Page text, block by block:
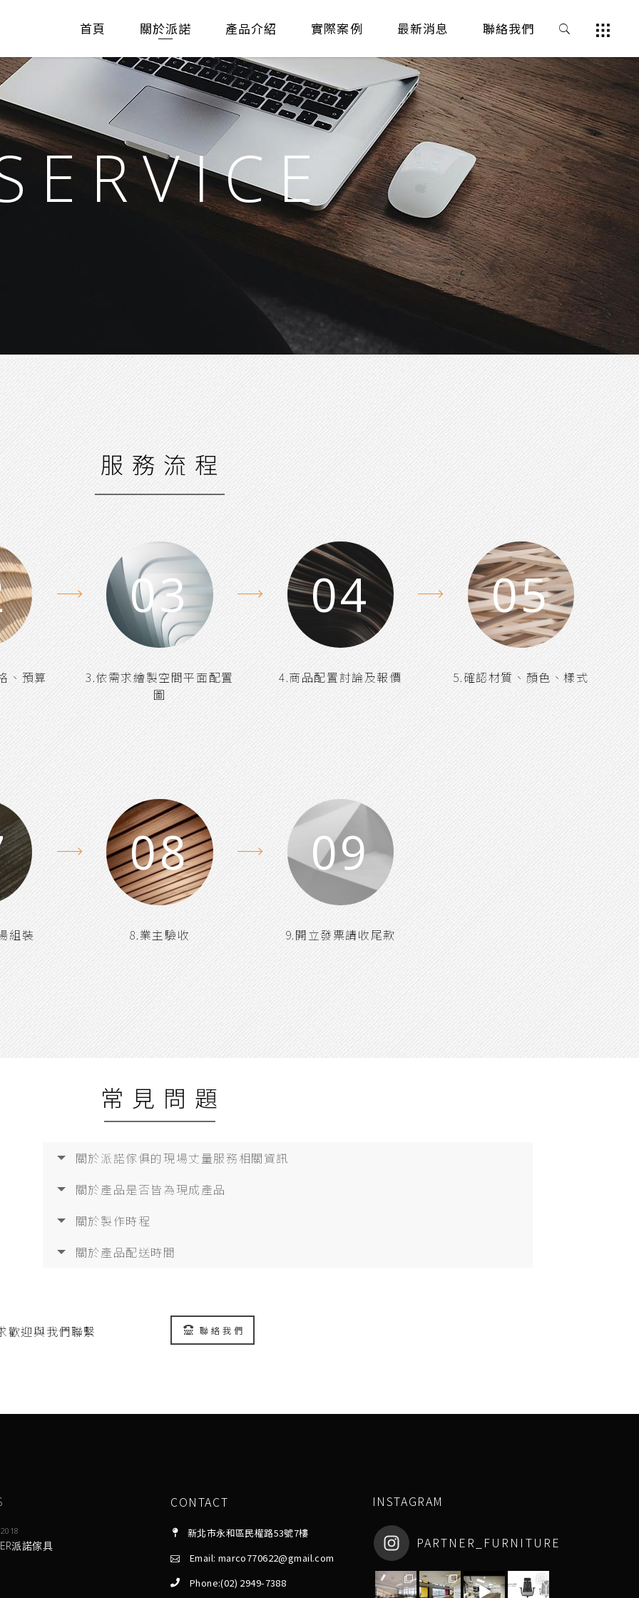
首頁 關於派諾 產品介紹 實際案例 最新消息 聯絡我們
服 務 流 程
、預算
03
3.依需求繪製空間平面配置
圖
04
4.商品配置討論及報價
05
5.確認材質、顏色、樣式
組裝
08
8.業主驗收
09
9.開立發票請收尾款
常 見 問 題
關於派諾傢俱的現場丈量服務相關資訊
關於產品是否皆為現成產品
關於製作時程
關於產品配送時間
歡迎與我們聯繫 聯 絡 我 們
派諾傢具
CONTACT
新北市永和區民權路53號7樓
Email: marco770622@gmail.com
Phone:(02) 2949-7388
INSTAGRAM
PARTNER_FURNITURE